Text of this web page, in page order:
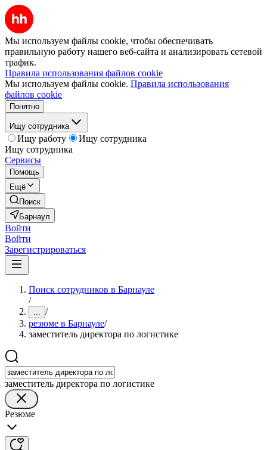
Мы используем файлы cookie, чтобы обеспечивать
правильную работу нашего веб-сайта и анализировать сетевой
трафик.
Правила использования файлов cookie
Мы используем файлы cookie. Правила использования
файлов cookie
Понятно
Ищу сотрудника
Ищу работу
Ищу сотрудника
Ищу сотрудника
Сервисы
Помощь
Ещё
Поиск
Барнаул
Войти
Войти
Зарегистрироваться
Поиск сотрудников в Барнауле
/
... /
резюме в Барнауле/
заместитель директора по логистике
заместитель директора по логистике
Резюме